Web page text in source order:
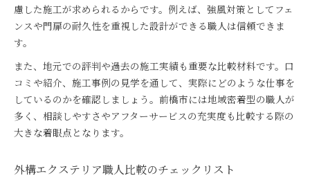
慮した施工が求められるからです。例えば、強風対策としてフェ
ンスや門扉の耐久性を重視した設計ができる職人は信頼できま
す。
また、地元での評判や過去の施工実績も重要な比較材料です。口
コミや紹介、施工事例の見学を通して、実際にどのような仕事を
しているのかを確認しましょう。前橋市には地域密着型の職人が
多く、相談しやすさやアフターサービスの充実度も比較する際の
大きな着眼点となります。
外構エクステリア職人比較のチェックリスト